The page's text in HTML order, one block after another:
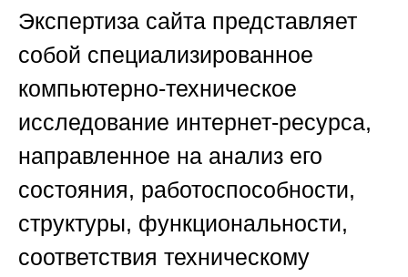
Экспертиза сайта представляет
собой специализированное
компьютерно-техническое
исследование интернет-ресурса,
направленное на анализ его
состояния, работоспособности,
структуры, функциональности,
соответствия техническому